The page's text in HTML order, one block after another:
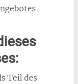
Teil des